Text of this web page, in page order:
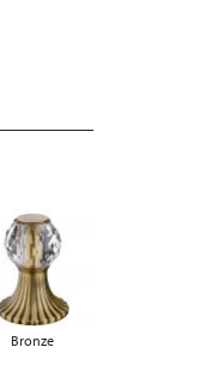
Bronze